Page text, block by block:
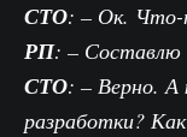
СТО: – Ок.
РП: – Составлю
СТО: – Верно. А
разработки?